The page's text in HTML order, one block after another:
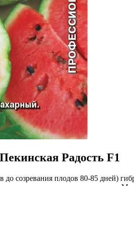
Радость F1
до созревания плодов 80-85 дней)
с черно-зелеными полосками.